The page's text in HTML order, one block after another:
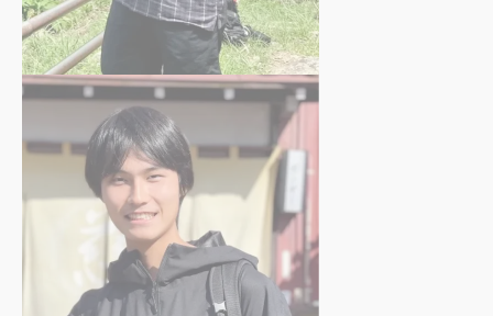
井上 尚也さん